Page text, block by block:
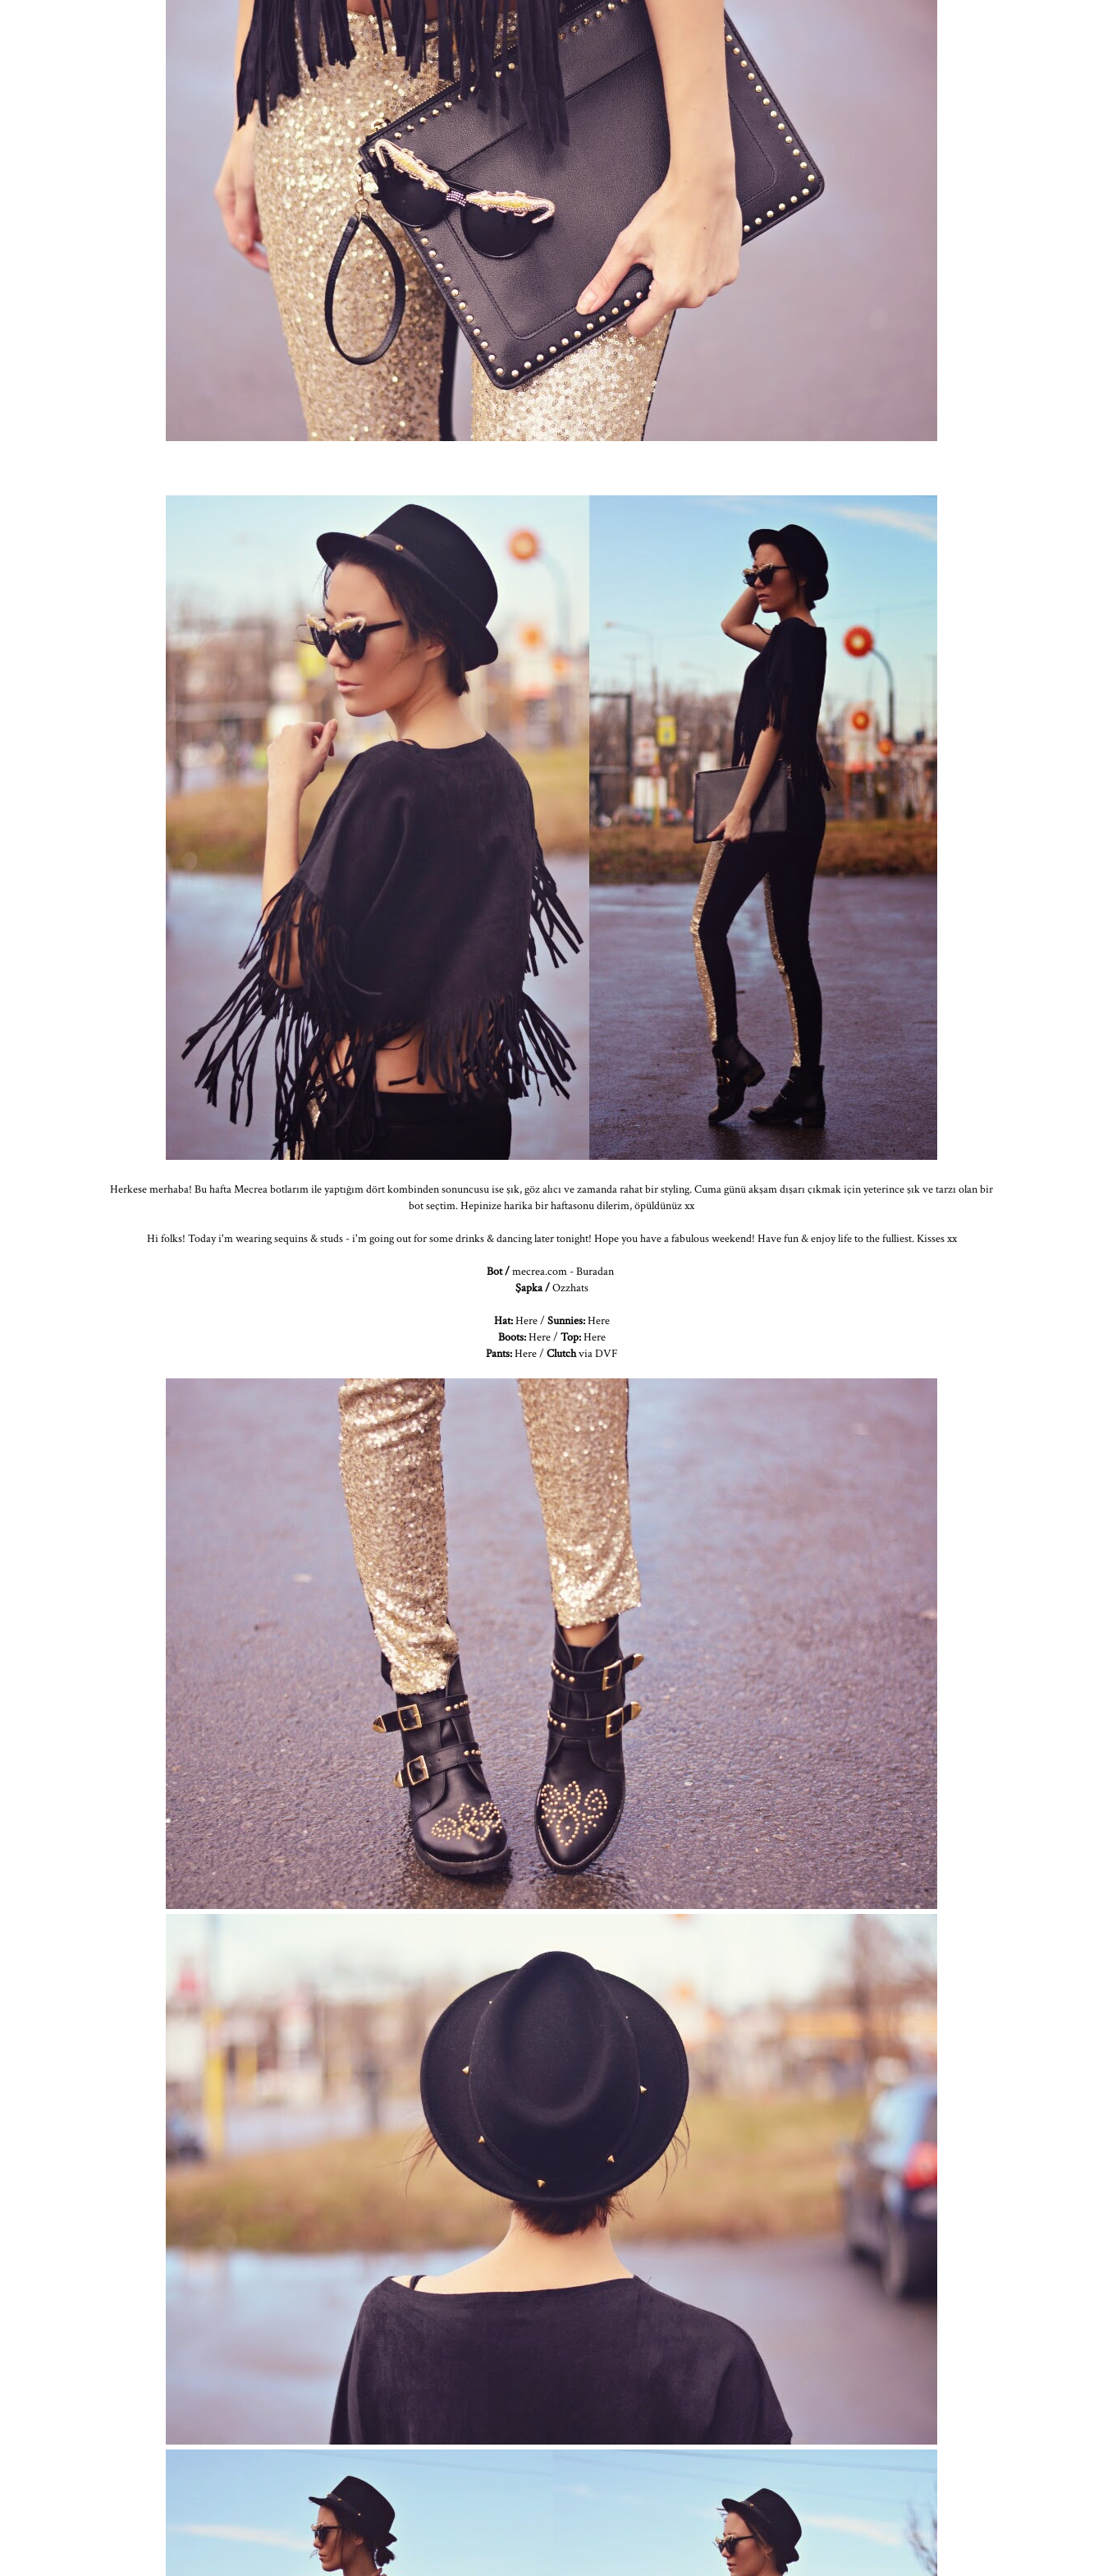
Herkese merhaba! Bu hafta Mecrea botlarım ile yaptığım dört kombinden sonuncusu ise şık, göz alıcı ve zamanda rahat bir styling. Cuma günü akşam dışarı çıkmak için yeterince şık ve tarzı olan bir
bot seçtim. Hepinize harika bir haftasonu dilerim, öpüldünüz xx
Hi folks! Today i'm wearing sequins & studs - i'm going out for some drinks & dancing later tonight! Hope you have a fabulous weekend! Have fun & enjoy life to the fulliest. Kisses xx
Bot /mecrea.com -Buradan
Şapka /Ozzhats
Hat:Here/Sunnies:Here
Boots:Here/Top:Here
Pants:Here/Clutchvia DVF